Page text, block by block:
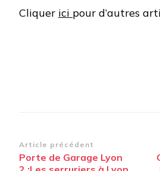
Cliquer ici pour d’autres
Navigation
d’article
Article précédent
Porte de Garage Lyon